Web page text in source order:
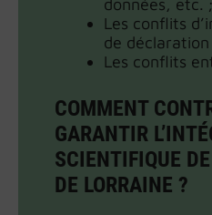
données, etc. ;
Les conflits
de
Les conflits
COMMENT
GARANTIR
SCIENTIFIQUE
DE LORRAINE ?